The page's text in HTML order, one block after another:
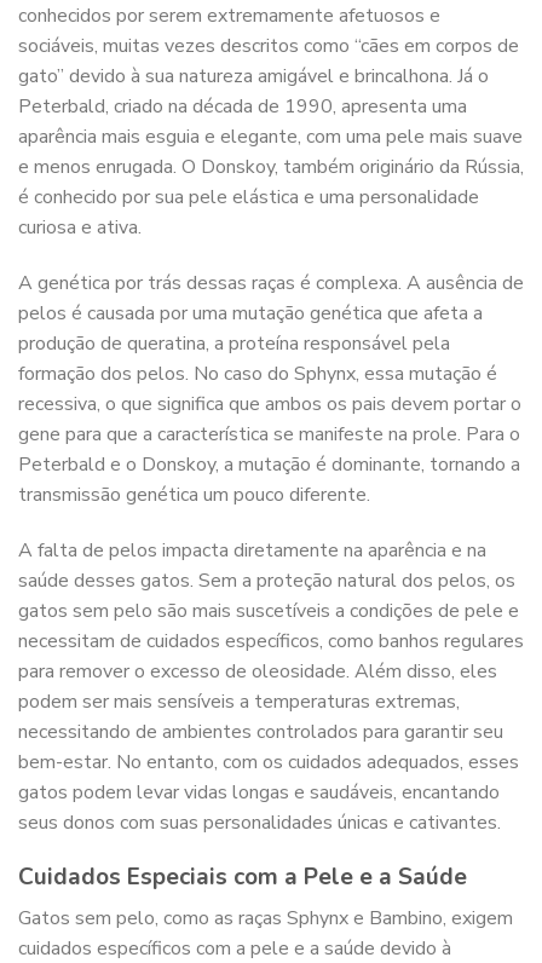
conhecidos por serem extremamente afetuosos e
sociáveis, muitas vezes descritos como “cães em corpos de
gato” devido à sua natureza amigável e brincalhona. Já o
Peterbald, criado na década de 1990, apresenta uma
aparência mais esguia e elegante, com uma pele mais suave
e menos enrugada. O Donskoy, também originário da Rússia,
é conhecido por sua pele elástica e uma personalidade
curiosa e ativa.
A genética por trás dessas raças é complexa. A ausência de
pelos é causada por uma mutação genética que afeta a
produção de queratina, a proteína responsável pela
formação dos pelos. No caso do Sphynx, essa mutação é
recessiva, o que significa que ambos os pais devem portar o
gene para que a característica se manifeste na prole. Para o
Peterbald e o Donskoy, a mutação é dominante, tornando a
transmissão genética um pouco diferente.
A falta de pelos impacta diretamente na aparência e na
saúde desses gatos. Sem a proteção natural dos pelos, os
gatos sem pelo são mais suscetíveis a condições de pele e
necessitam de cuidados específicos, como banhos regulares
para remover o excesso de oleosidade. Além disso, eles
podem ser mais sensíveis a temperaturas extremas,
necessitando de ambientes controlados para garantir seu
bem-estar. No entanto, com os cuidados adequados, esses
gatos podem levar vidas longas e saudáveis, encantando
seus donos com suas personalidades únicas e cativantes.
Cuidados Especiais com a Pele e a Saúde
Gatos sem pelo, como as raças Sphynx e Bambino, exigem
cuidados específicos com a pele e a saúde devido à